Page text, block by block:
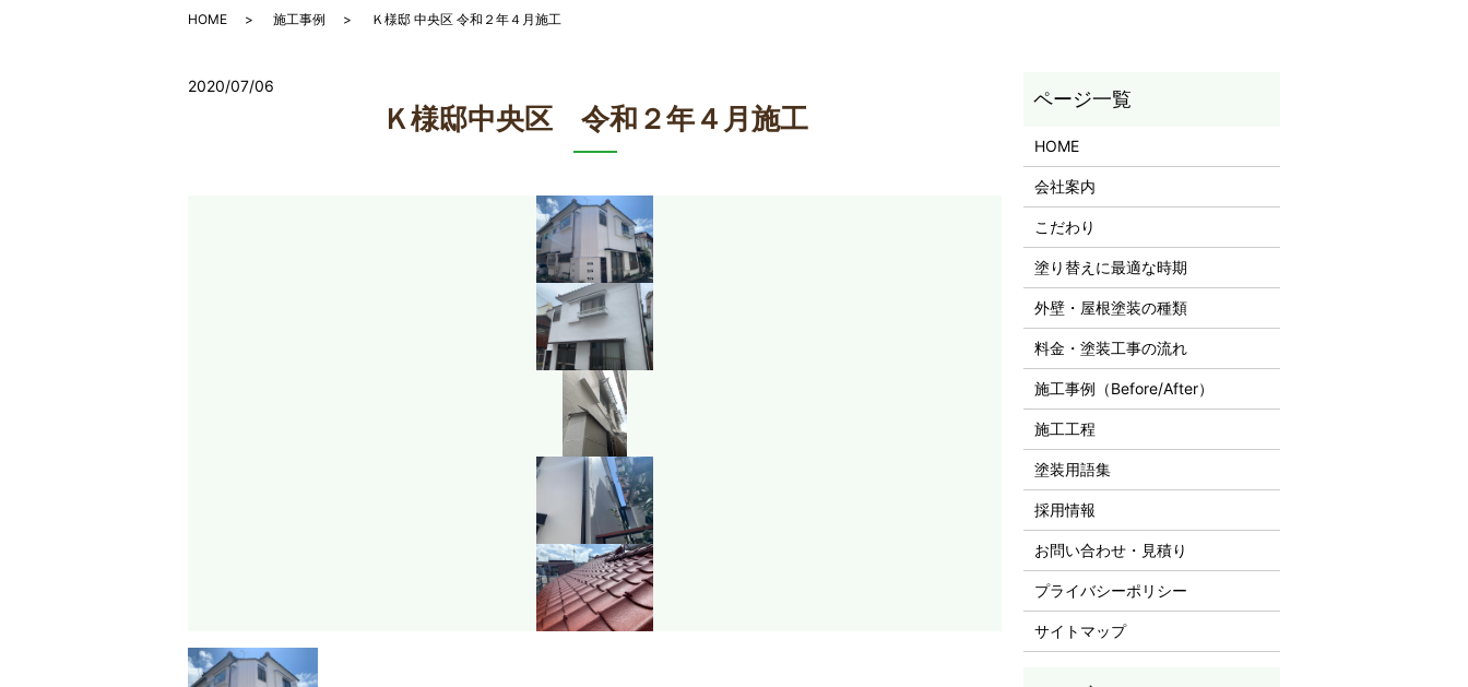
HOME 施工事例 Ｋ様邸 中央区 令和２年４月施工
2020/07/06
Ｋ様邸中央区 令和２年４月施工
HOME
会社案内
こだわり
塗り替えに最適な時期
外壁・屋根塗装の種類
料金・塗装工事の流れ
施工事例（Before/After）
施工工程
塗装用語集
採用情報
お問い合わせ・見積り
プライバシーポリシー
サイトマップ